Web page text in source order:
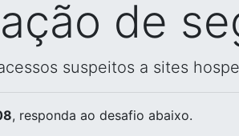
de
suspeitos a sites
, responda ao desafio abaixo.